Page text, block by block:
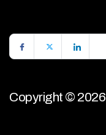
Copyright © 2026